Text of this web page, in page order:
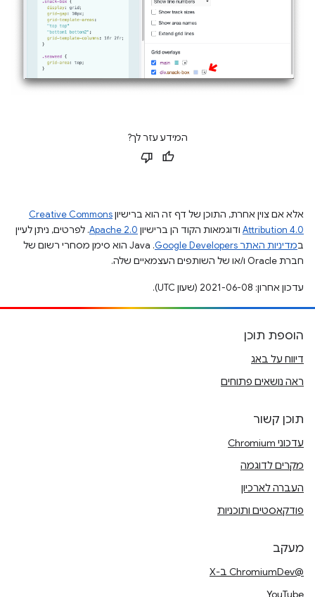
המידע עזר לך?
אלא אם צוין אחרת, התוכן של דף זה הוא ברישיוןCreative Commons
Attribution 4.0 ודוגמאות הקוד הן ברישיון Apache 2.0. לפרטים, ניתן לעיין
במדיניות האתר Google Developers‏
.‏ Java הוא סימן מסחרי רשום של
חברת Oracle ו/או של השותפים העצמאיים שלה.
עדכון אחרון: 2021-06-08 (שעון UTC).
הוספת תוכן
דיווח על באג
ראה נושאים פתוחים
תוכן קשור
עדכוני Chromium
מקרים לדוגמה
העברה לארכיון
פודקאסטים ותוכניות
מעקב
@ChromiumDev ב-X
YouTube